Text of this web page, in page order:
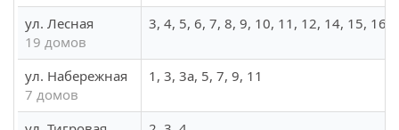
ул. Лесная
19 домов
3, 4, 5, 6, 7, 8, 9, 10, 11, 12, 14, 15, 16,
ул. Набережная
7 домов
1, 3, 3а, 5, 7, 9, 11